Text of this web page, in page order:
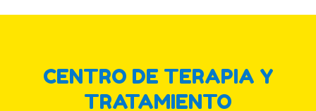
CENTRO DE TERAPIA Y
TRATAMIENTO